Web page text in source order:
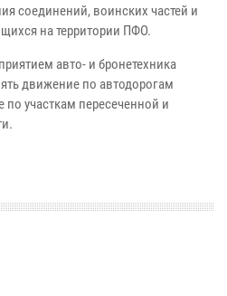
соединений, воинских частей и
на территории ПФО.
авто- и бронетехника
движение по автодорогам
участкам пересеченной и